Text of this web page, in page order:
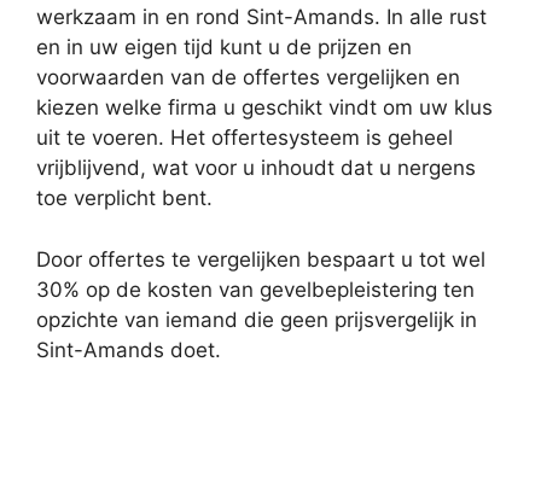
werkzaam in en rond Sint-Amands. In alle rust
en in uw eigen tijd kunt u de prijzen en
voorwaarden van de offertes vergelijken en
kiezen welke firma u geschikt vindt om uw klus
uit te voeren. Het offertesysteem is geheel
vrijblijvend, wat voor u inhoudt dat u nergens
toe verplicht bent.
Door offertes te vergelijken bespaart u tot wel
30% op de kosten van gevelbepleistering ten
opzichte van iemand die geen prijsvergelijk in
Sint-Amands doet.